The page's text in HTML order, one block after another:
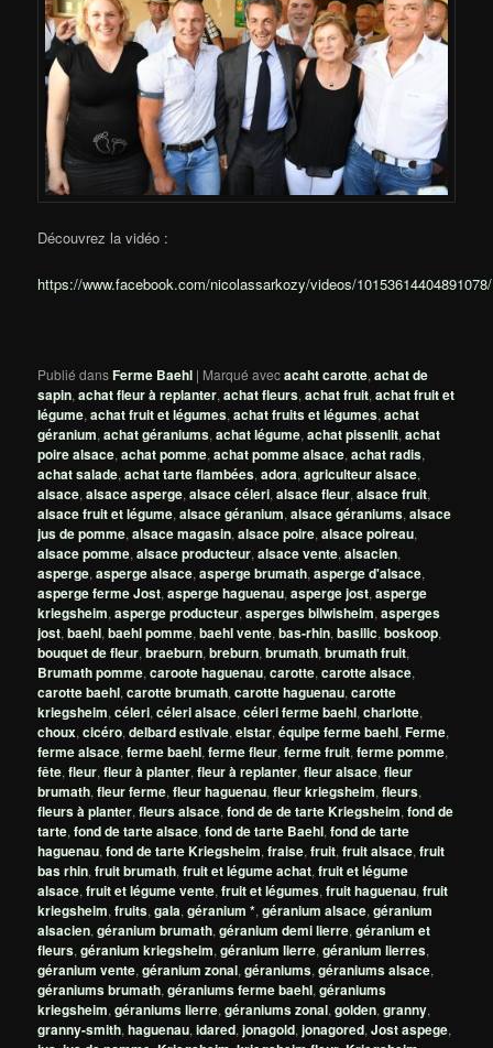
Découvrez la vidéo :
https://www.facebook.com/nicolassarkozy/videos/10153614404891078/
Publié dansFerme Baehl | Marqué avecacaht carotte,achat de
sapin,achat fleur à replanter,achat fleurs,achat fruit,achat fruit et
légume,achat fruit et légumes,achat fruits et légumes,achat
géranium,achat géraniums,achat légume,achat pissenlit,achat
poire alsace,achat pomme,achat pomme alsace,achat radis,
achat salade,achat tarte flambées,adora,agriculteur alsace,
alsace,alsace asperge,alsace céleri,alsace fleur,alsace fruit,
alsace fruit et légume,alsace géranium,alsace géraniums,alsace
jus de pomme,alsace magasin,alsace poire,alsace poireau,
alsace pomme,alsace producteur,alsace vente,alsacien,
asperge,asperge alsace,asperge brumath,asperge d'alsace,
asperge ferme Jost,asperge haguenau,asperge jost,asperge
kriegsheim,asperge producteur,asperges bilwisheim,asperges
jost,baehl,baehl pomme,baehl vente,bas-rhin,basilic,boskoop,
bouquet de fleur,braeburn,breburn,brumath,brumath fruit,
Brumath pomme,caroote haguenau,carotte,carotte alsace,
carotte baehl,carotte brumath,carotte haguenau,carotte
kriegsheim,céleri,céleri alsace,céleri ferme baehl,charlotte,
choux,cicéro,delbard estivale,elstar,équipe ferme baehl,Ferme,
ferme alsace,ferme baehl,ferme fleur,ferme fruit,ferme pomme,
fête,fleur,fleur à planter,fleur à replanter,fleur alsace,fleur
brumath,fleur ferme,fleur haguenau,fleur kriegsheim,fleurs,
fleurs à planter,fleurs alsace,fond de de tarte Kriegsheim,fond de
tarte,fond de tarte alsace,fond de tarte Baehl,fond de tarte
haguenau,fond de tarte Kriegsheim,fraise,fruit,fruit alsace,fruit
bas rhin,fruit brumath,fruit et légume achat,fruit et légume
alsace,fruit et légume vente,fruit et légumes,fruit haguenau,fruit
kriegsheim,fruits,gala,géranium *,géranium alsace,géranium
alsacien,géranium brumath,géranium demi lierre,géranium et
fleurs,géranium kriegsheim,géranium lierre,géranium lierres,
géranium vente,géranium zonal,géraniums,géraniums alsace,
géraniums brumath,géraniums ferme baehl,géraniums
kriegsheim,géraniums lierre,géraniums zonal,golden,granny,
granny-smith,haguenau,idared,jonagold,jonagored,Jost aspege,